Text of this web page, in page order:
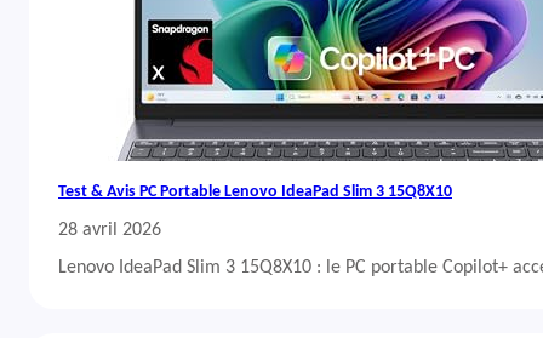
Test & Avis PC Portable Lenovo IdeaPad Slim 3 15Q8X10
28 avril 2026
Lenovo IdeaPad Slim 3 15Q8X10 : le PC portable Copilot+